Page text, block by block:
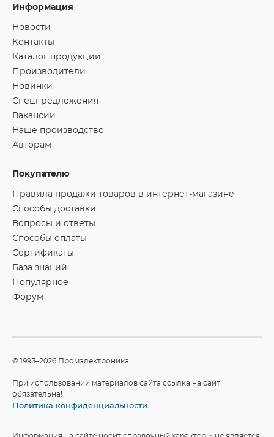
Информация
Новости
Контакты
Каталог продукции
Производители
Новинки
Спецпредложения
Вакансии
Наше производство
Авторам
Покупателю
Правила продажи товаров в интернет-магазине
Способы доставки
Вопросы и ответы
Способы оплаты
Сертификаты
База знаний
Популярное
Форум
©1993–2026 Промэлектроника
При использовании материалов сайта ссылка на сайт
обязательна!
Политика конфиденциальности